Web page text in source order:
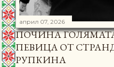
април 07, 2026
ПОЧИНА
ПЕВИЦА ОТ
РУПКИНА